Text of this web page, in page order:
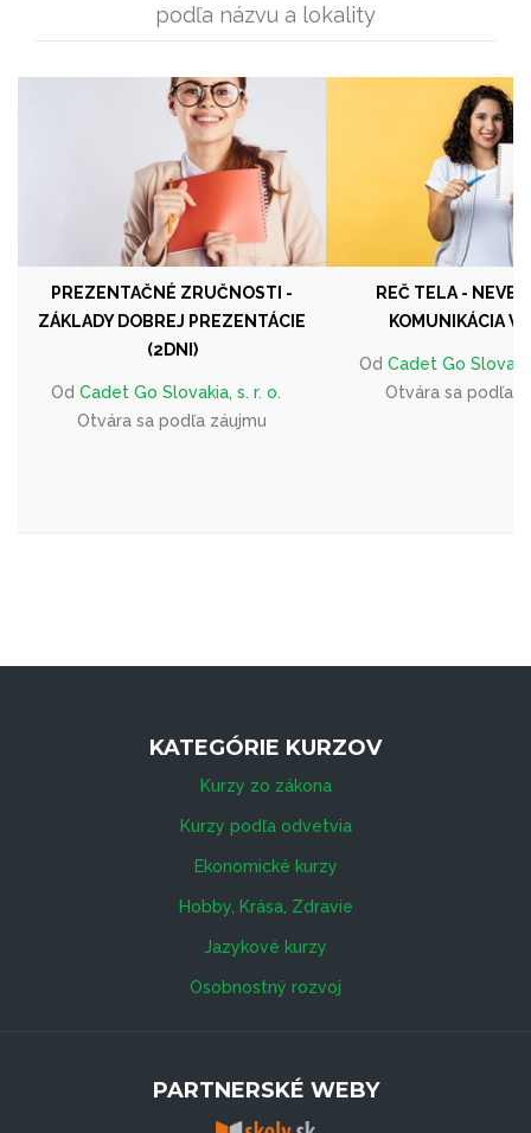
podľa názvu a lokality
PREZENTAČNÉ ZRUČNOSTI -
ZÁKLADY DOBREJ PREZENTÁCIE
(2DNI)
Od Cadet Go Slovakia, s. r. o.
Otvára sa podľa záujmu
REČ TELA -
KOMUNIKÁCIA V
Od Cadet Go
Otvára sa podľa
KATEGÓRIE KURZOV
Kurzy zo zákona
Kurzy podľa odvetvia
Ekonomické kurzy
Hobby, Krása, Zdravie
Jazykové kurzy
Osobnostný rozvoj
PARTNERSKÉ WEBY